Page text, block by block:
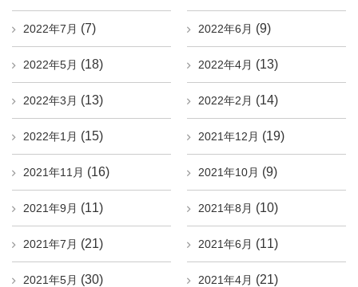
2022年7月 (7) 2022年6月 (9)
2022年5月 (18) 2022年4月 (13)
2022年3月 (13) 2022年2月 (14)
2022年1月 (15) 2021年12月 (19)
2021年11月 (16) 2021年10月 (9)
2021年9月 (11) 2021年8月 (10)
2021年7月 (21) 2021年6月 (11)
2021年5月 (30) 2021年4月 (21)